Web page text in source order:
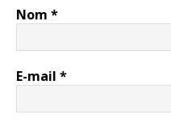
Nom *
E-mail *